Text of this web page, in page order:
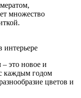
множество
это новое и
каждым годом
цветов и